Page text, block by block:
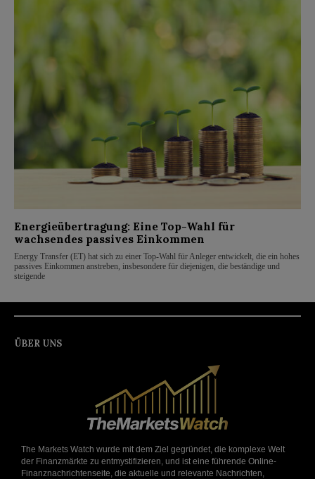
Energieübertragung: Eine Top-Wahl für
wachsendes passives Einkommen
Energy Transfer (ET) hat sich zu einer Top-Wahl für Anleger entwickelt, die ein hohes
passives Einkommen anstreben, insbesondere für diejenigen, die beständige und
steigende
ÜBER UNS
The Markets Watch wurde mit dem Ziel gegründet, die komplexe Welt
der Finanzmärkte zu entmystifizieren, und ist eine führende Online-
Finanznachrichtenseite, die aktuelle und relevante Nachrichten,